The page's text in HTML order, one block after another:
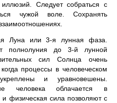
Следует собраться с
чужой воле. Сохранять
Луна или 3-я лунная фаза.
полнолуния до 3-й лунной
сил Солнца очень
процессы в человеческом
и уравновешены.
человека облачается в
физическая сила позволяют с